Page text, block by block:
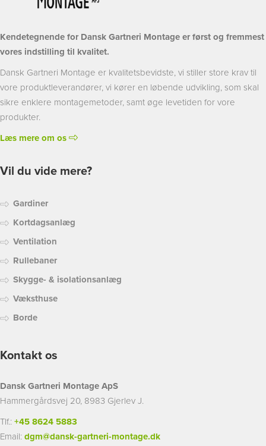
Kendetegnende for Dansk Gartneri Montage er først og fremmest
vores indstilling til kvalitet.
Dansk Gartneri Montage er kvalitetsbevidste, vi stiller store krav til
vore produktleverandører, vi kører en løbende udvikling, som skal
sikre enklere montagemetoder, samt øge levetiden for vore
produkter.
Læs mere om os
Vil du vide mere?
Gardiner
Kortdagsanlæg
Ventilation
Rullebaner
Skygge- & isolationsanlæg
Væksthuse
Borde
Kontakt os
Dansk Gartneri Montage ApS
Hammergårdsvej 20, 8983 Gjerlev J.
Tlf.: +45 8624 5883
Email: dgm@dansk-gartneri-montage.dk